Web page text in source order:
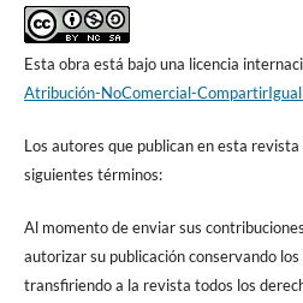
Esta obra está bajo una licencia
Atribución-NoComercial-
Los autores que publican en esta
siguientes términos:
Al momento de enviar sus
autorizar su publicación conservando
transfiriendo a la revista todos los